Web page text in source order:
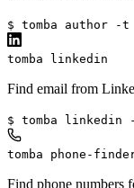
$ tomba author -
tomba linkedin
Find email from
$ tomba linkedin
tomba phone-
Find phone numbers